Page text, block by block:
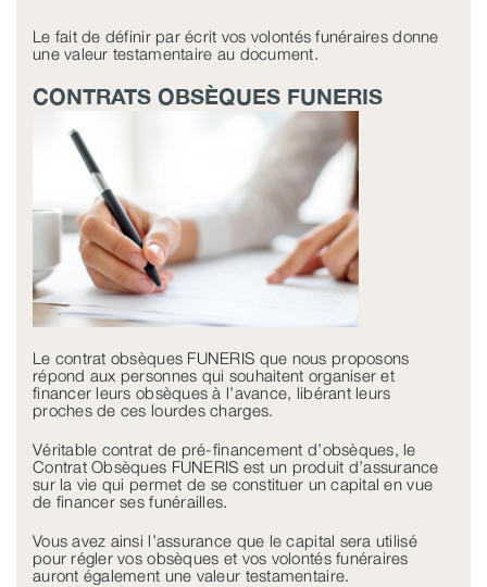
Le fait de définir par écrit vos volontés funéraires donne
une valeur testamentaire au document.
CONTRATS OBSÈQUES FUNERIS
Le contrat obsèques FUNERIS que nous proposons
répond aux personnes qui souhaitent organiser et
financer leurs obsèques à l’avance, libérant leurs
proches de ces lourdes charges.
Véritable contrat de pré-financement d’obsèques, le
Contrat Obsèques FUNERIS est un produit d’assurance
sur la vie qui permet de se constituer un capital en vue
de financer ses funérailles.
Vous avez ainsi l’assurance que le capital sera utilisé
pour régler vos obsèques et vos volontés funéraires
auront également une valeur testamentaire.